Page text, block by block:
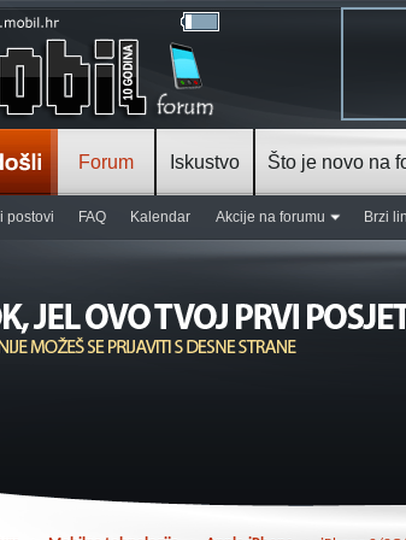
Forum
postovi FAQ Kalendar Akcije na forumu Brzi
Iskustvo Što je novo na